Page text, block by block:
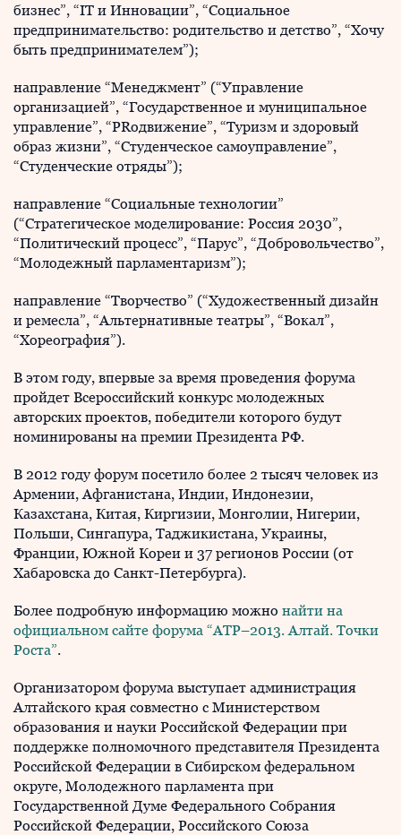
бизнес”, “IT и Инновации”, “Социальное
предпринимательство: родительство и детство”, “Хочу
быть предпринимателем”);
направление “Менеджмент” (“Управление
организацией”, “Государственное и муниципальное
управление”, “PRодвижение”, “Туризм и здоровый
образ жизни”, “Студенческое самоуправление”,
“Студенческие отряды”);
направление “Социальные технологии”
(“Стратегическое моделирование: Россия 2030”,
“Политический процесс”, “Парус”, “Добровольчество”,
“Молодежный парламентаризм”);
направление “Творчество” (“Художественный дизайн
и ремесла”, “Альтернативные театры”, “Вокал”,
“Хореография”).
В этом году, впервые за время проведения форума
пройдет Всероссийский конкурс молодежных
авторских проектов, победители которого будут
номинированы на премии Президента РФ.
В 2012 году форум посетило более 2 тысяч человек из
Армении, Афганистана, Индии, Индонезии,
Казахстана, Китая, Киргизии, Монголии, Нигерии,
Польши, Сингапура, Таджикистана, Украины,
Франции, Южной Кореи и 37 регионов России (от
Хабаровска до Санкт-Петербурга).
Более подробную информацию можно найти на
официальном сайте форума “АТР–2013. Алтай. Точки
Роста”.
Организатором форума выступает администрация
Алтайского края совместно с Министерством
образования и науки Российской Федерации при
поддержке полномочного представителя Президента
Российской Федерации в Сибирском федеральном
округе, Молодежного парламента при
Государственной Думе Федерального Собрания
Российской Федерации, Российского Союза